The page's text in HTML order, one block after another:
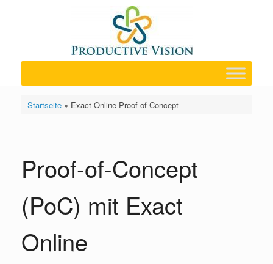
Startseite» Exact Online Proof-of-Concept
Proof-of-Concept
(PoC) mit Exact
Online